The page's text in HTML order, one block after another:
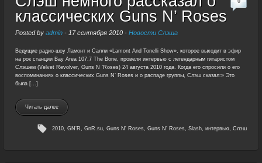
классических Guns N’ Roses
Posted by admin - 17 сентября 2010 - Новости Слэша
0
Ведущие радио-шоу Ламонт и Салли «Lamont And Tonelli Show», которое выходит в эфир
на рок станции Bay Area 107.7 The Bone, провели интервью с легендарным гитаристом
Слэшем (Velvet Revolver, Guns N ‘Roses) 24 августа 2010 года. Когда его спросили о его
воспоминаниях о классических Guns N’ Roses и о распаде группы, Слэш сказал:» Это
была […]
Читать далее
2010 GN’R GnR.su Guns N' Roses Guns N’ Roses Slash интервью Слэш